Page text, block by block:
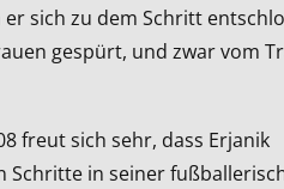
sich zu dem Schritt
gespürt, und zwar vom
freut sich sehr, dass Erjanik
Schritte in seiner